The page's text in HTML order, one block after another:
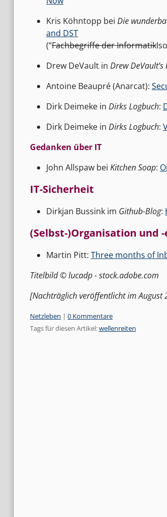
Kris Köhntopp bei Die
and DST
(“Fachbegriffe der Informatik
Drew DeVault in Drew DeVault’s
Antoine Beaupré (Anarcat):
Dirk Deimeke in Dirks Logbuch:
Dirk Deimeke in Dirks Logbuch:
Gedanken über IT
John Allspaw bei Kitchen Soap:
IT-Sicherheit
Dirkjan Bussink im Github-Blog:
(Selbst-)Organisation und
Martin Pitt: Three months of
Titelbild © lucadp - stock.adobe.com
[Nachträglich veröffentlicht im August
Kategorien:
Netzleben | 0 Kommentare
Tags für diesen Artikel:wellenreiten